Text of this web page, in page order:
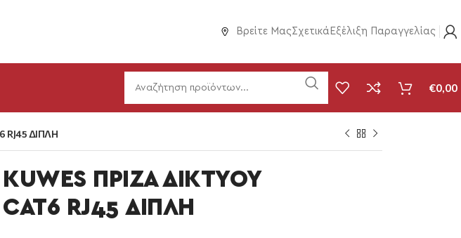
Βρείτε ΜαςΣχετικά Εξέλιξη Παραγγελίας
€0,00
RJ45 ΔΙΠΛΗ
KUWES ΠΡΙΖΑ ΔΙΚΤΥΟΥ
CAT6 RJ45 ΔΙΠΛΗ